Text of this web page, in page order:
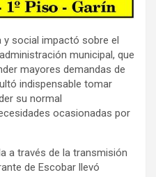
social impactó sobre el
municipal, que
mayores demandas de
indispensable tomar
su normal
ocasionadas por
a través de la transmisión
de Escobar llevó